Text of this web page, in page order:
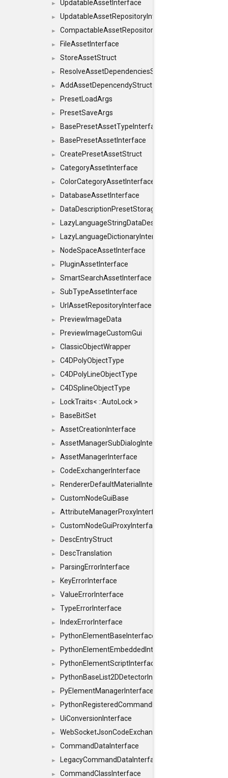
► UpdatableAssetInterface
► UpdatableAssetRepositoryInterface
► CompactableAssetRepositoryInterface
► FileAssetInterface
► StoreAssetStruct
► ResolveAssetDependenciesStruct
► AddAssetDepencendyStruct
► PresetLoadArgs
► PresetSaveArgs
► BasePresetAssetTypeInterface
► BasePresetAssetInterface
► CreatePresetAssetStruct
► CategoryAssetInterface
► ColorCategoryAssetInterface
► DatabaseAssetInterface
► DataDescriptionPresetStorageInterface
►
► LazyLanguageDictionaryInterface
► NodeSpaceAssetInterface
► PluginAssetInterface
► SmartSearchAssetInterface
► SubTypeAssetInterface
► UrlAssetRepositoryInterface
► PreviewImageData
► PreviewImageCustomGui
► ClassicObjectWrapper
► C4DPolyObjectType
► C4DPolyLineObjectType
► C4DSplineObjectType
► LockTraits< ::AutoLock >
► BaseBitSet
► AssetCreationInterface
► AssetManagerSubDialogInterface
► AssetManagerInterface
► CodeExchangerInterface
► RendererDefaultMaterialInterface
► CustomNodeGuiBase
► AttributeManagerProxyInterface
► CustomNodeGuiProxyInterface
► DescEntryStruct
► DescTranslation
► ParsingErrorInterface
► KeyErrorInterface
► ValueErrorInterface
► TypeErrorInterface
► IndexErrorInterface
► PythonElementBaseInterface
► PythonElementEmbeddedInterface
► PythonElementScriptInterface
► PythonBaseList2DDetectorInterface
► PyElementManagerInterface
► PythonRegisteredCommandIdsInterface
► UiConversionInterface
► WebSocketJsonCodeExchangerInterface
► CommandDataInterface
► LegacyCommandDataInterface
► CommandClassInterface